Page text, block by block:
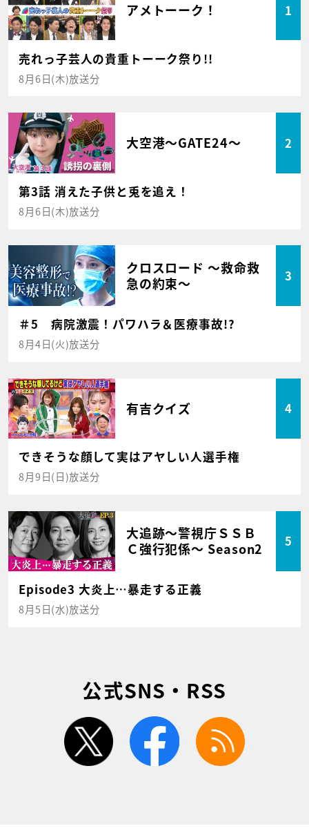
アメトーーク！ 1
売れっ子芸人の貴重トーーク祭り!!
8月6日(木)放送分
大空港～GATE24～ 2
第3話 消えた子供と兎を追え！
8月6日(木)放送分
クロスロード ～救命救
急の約束～
3
＃5 病院激震！パワハラ＆医療事故!?
8月4日(火)放送分
有吉クイズ 4
できそうな顔して実はアヤしい人選手権
8月9日(日)放送分
大追跡～警視庁ＳＳＢ
Ｃ強行犯係～ Season2
5
Episode3 大炎上…暴走する正義
8月5日(水)放送分
公式SNS・RSS
twitter facebook